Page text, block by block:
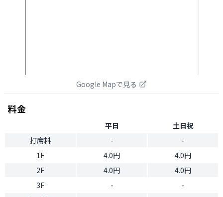
Google Mapで見る
料金
平日
土日祝
打席料
-
-
1F
4.0円
4.0円
2F
4.0円
4.0円
3F
-
-